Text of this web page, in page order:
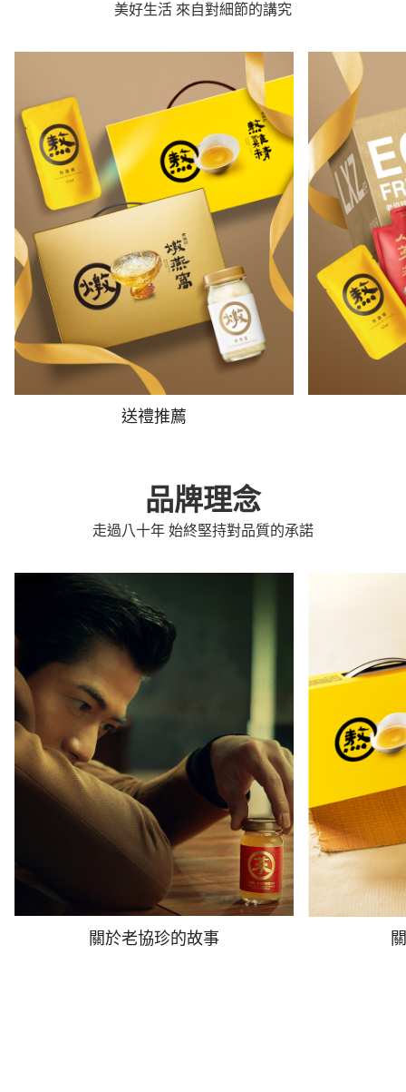
美好生活 來自對細節的講究
送禮推薦
品牌理念
走過八十年 始終堅持對品質的承諾
關於老協珍的故事